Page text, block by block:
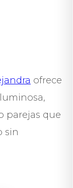
ofrece
parejas que
sin